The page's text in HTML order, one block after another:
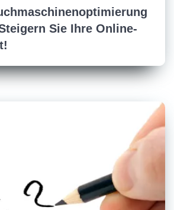
Sie Ihre Online-